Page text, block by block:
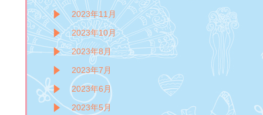
2023年11月
2023年10月
2023年8月
2023年7月
2023年6月
2023年5月